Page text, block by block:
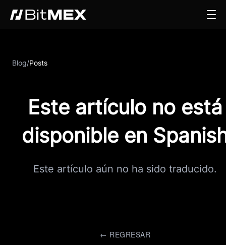
Blog/Posts
Este artículo no está
disponible en
Este artículo aún no ha sido traducido.
← REGRESAR